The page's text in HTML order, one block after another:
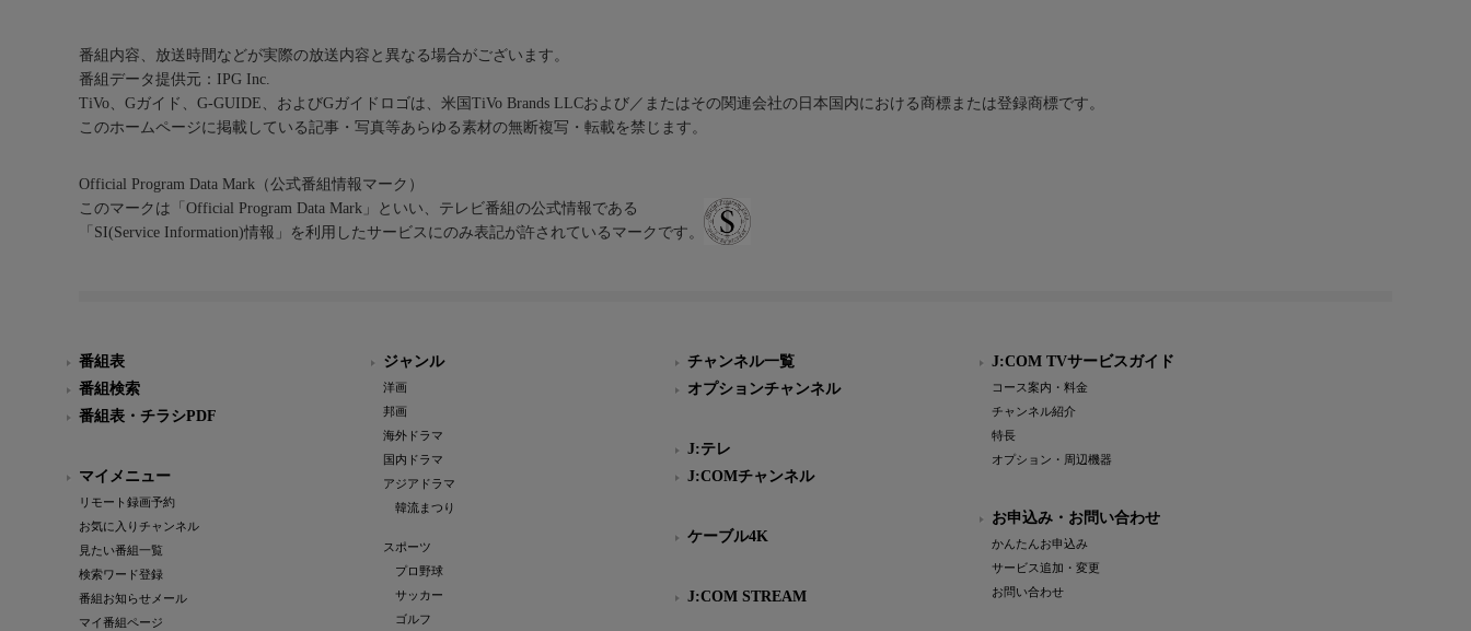
番組内容、放送時間などが実際の放送内容と異なる場合がございます。
番組データ提供元：IPG Inc.
TiVo、Gガイド、G-GUIDE、およびGガイドロゴは、米国TiVo Brands LLCおよび／またはその関連会社の日本国内における商標または登録商標です。
このホームページに掲載している記事・写真等あらゆる素材の無断複写・転載を禁じます。
Official Program Data Mark（公式番組情報マーク）
このマークは「Official Program Data Mark」といい、テレビ番組の公式情報である
「SI(Service Information)情報」を利用したサービスにのみ表記が許されているマークです。
番組表
番組検索
番組表・チラシPDF
マイメニュー
リモート録画予約
お気に入りチャンネル
見たい番組一覧
検索ワード登録
番組お知らせメール
マイ番組ページ
ジャンル
洋画
邦画
海外ドラマ
国内ドラマ
アジアドラマ
韓流まつり
スポーツ
プロ野球
サッカー
ゴルフ
チャンネル一覧
オプションチャンネル
J:テレ
J:COMチャンネル
ケーブル4K
J:COM STREAM
J:COM TVサービスガイド
コース案内・料金
チャンネル紹介
特長
オプション・周辺機器
お申込み・お問い合わせ
かんたんお申込み
サービス追加・変更
お問い合わせ